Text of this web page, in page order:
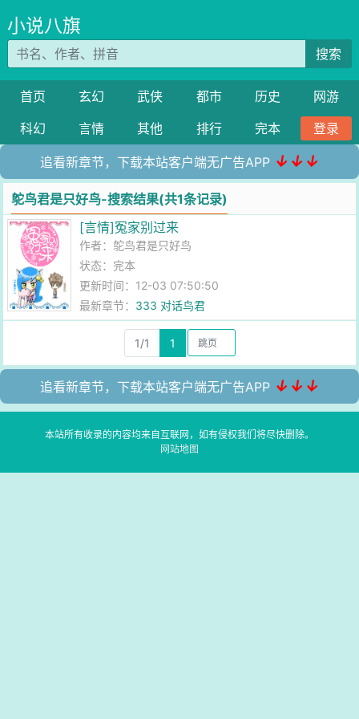
小说八旗
搜索
首页 玄幻 武侠 都市 历史
网游
科幻
言情 其他 排行 完本 登录
追看新章节，下载本站客户端无广告APP ↓↓↓
鸵鸟君是只好鸟-搜索结果(共1条记录)
[言情]冤家别过来
作者： 鸵鸟君是只好鸟
状态：完本
更新时间：12-03 07:50:50
最新章节： 333 对话鸟君
1/1 1
追看新章节，下载本站客户端无广告APP ↓↓↓
本站所有收录的内容均来自互联网，如有侵权我们将尽快删除。
网站地图